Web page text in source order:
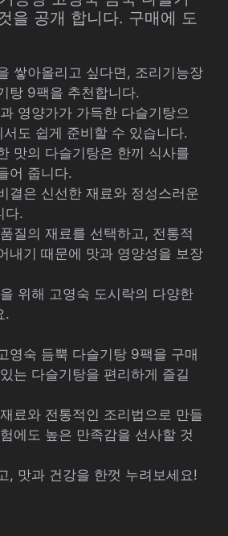
을 공개 합니다. 구매에 도
쌓아올리고 싶다면, 조리기능장
탕 9팩을 추천합니다.
영양가가 가득한 다슬기탕으
도 쉽게 준비할 수 있습니다.
맛의 다슬기탕은 한끼 식사를
어 줍니다.
결은 신선한 재료와 정성스러운
다.
질의 재료를 선택하고, 전통적
내기 때문에 맛과 영양성을 보장
위해 고영숙 도시락의 다양한
.
영숙 듬뿍 다슬기탕 9팩을 구매
는 다슬기탕을 편리하게 즐길
료와 전통적인 조리법으로 만들
에도 높은 만족감을 선사할 것
, 맛과 건강을 한껏 누려보세요!